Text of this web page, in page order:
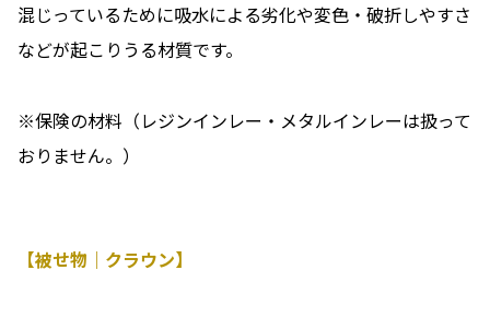
混じっているために吸水による劣化や変色・破折しやすさ
などが起こりうる材質です。
※保険の材料（レジンインレー・メタルインレーは扱って
おりません。）
【被せ物｜クラウン】